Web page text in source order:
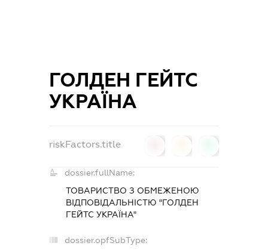
ГОЛДЕН ГЕЙТС
УКРАЇНА
riskFactors.title
dossier.fullName:
ТОВАРИСТВО З ОБМЕЖЕНОЮ
ВІДПОВІДАЛЬНІСТЮ "ГОЛДЕН
ГЕЙТС УКРАЇНА"
dossier.opfSubType: